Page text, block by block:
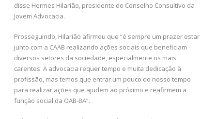
disse Hermes Hilarião, presidente do Conselho Consultivo da
Jovem Advocacia.
Prosseguindo, Hilarião afirmou que “é sempre um prazer estar
junto com a CAAB realizando ações sociais que beneficiam
diversos setores da sociedade, especialmente os mais
carentes. A advocacia requer tempo e muita dedicação à
profissão, mas temos que entrar um pouco do nosso tempo
para realizar ações que ajudem ao próximo e reafirmem a
função social da OAB-BA”.